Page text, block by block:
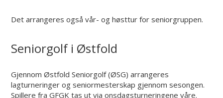
Det arrangeres også vår- og høsttur for seniorgruppen.
Seniorgolf i Østfold
Gjennom Østfold Seniorgolf (ØSG) arrangeres
lagturneringer og seniormesterskap gjennom sesongen.
Spillere fra GFGK tas ut via onsdagsturneringene våre.